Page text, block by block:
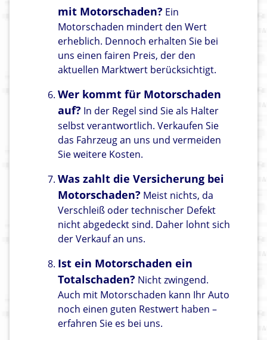
mit Motorschaden? Ein
Motorschaden mindert den Wert
erheblich. Dennoch erhalten Sie bei
uns einen fairen Preis, der den
aktuellen Marktwert berücksichtigt.
Wer kommt für Motorschaden
auf? In der Regel sind Sie als Halter
selbst verantwortlich. Verkaufen Sie
das Fahrzeug an uns und vermeiden
Sie weitere Kosten.
Was zahlt die Versicherung bei
Motorschaden? Meist nichts, da
Verschleiß oder technischer Defekt
nicht abgedeckt sind. Daher lohnt sich
der Verkauf an uns.
Ist ein Motorschaden ein
Totalschaden? Nicht zwingend.
Auch mit Motorschaden kann Ihr Auto
noch einen guten Restwert haben –
erfahren Sie es bei uns.